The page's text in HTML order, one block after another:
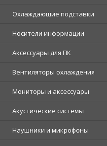
Охлаждающие подставки
Носители информации
Аксессуары для ПК
Вентиляторы охлаждения
Мониторы и аксессуары
Акустические системы
Наушники и микрофоны